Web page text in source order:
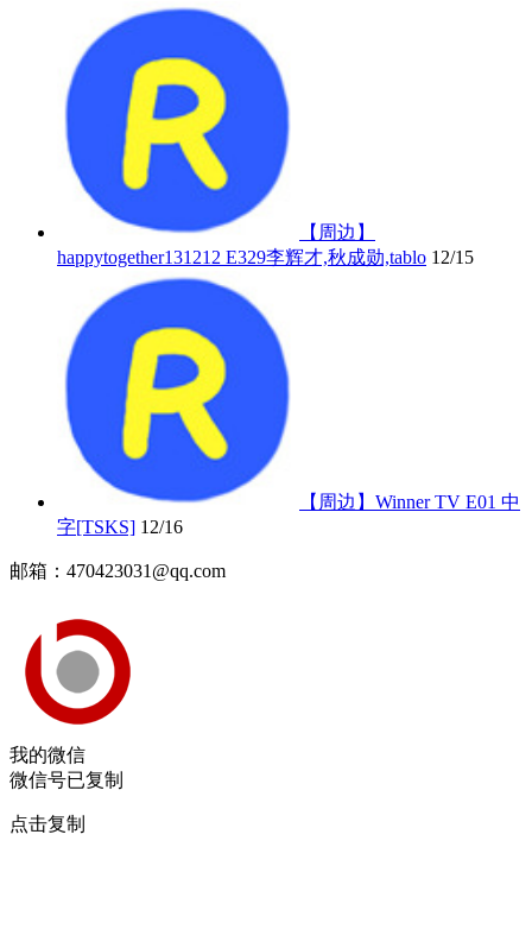
【周边】
happytogether131212 E329李辉才,秋成勋,tablo 12/15
【周边】Winner TV E01 中
字[TSKS] 12/16
邮箱：470423031@qq.com
我的微信
微信号已复制
点击复制